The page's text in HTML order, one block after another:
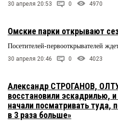
30 апреля 20:53 0 4970
Омские парки открывают
Посетителей-первооткрывателей
30 апреля 20:46 0 4023
Александр СТРОГАНОВ,
восстановили эскадрилью,
начали посматривать туда,
в 3 раза больше»